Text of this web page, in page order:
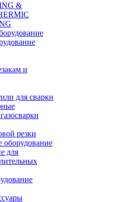
&
и
для сварки
резки
для